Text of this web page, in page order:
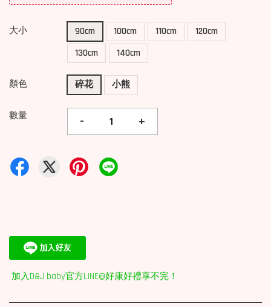
大小 90cm 100cm 110cm
120cm
130cm
140cm
顏色 碎花 小熊
數量 - +
加入D&J baby官方LINE@好康好禮享不完！